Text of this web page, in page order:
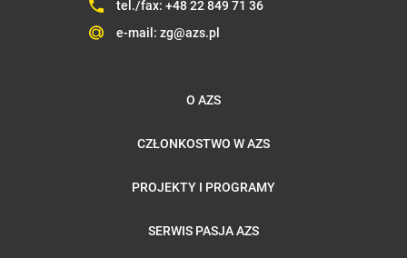
tel./fax: +48 22 849 71 36
e-mail: zg@azs.pl
O AZS
CZŁONKOSTWO W AZS
PROJEKTY I PROGRAMY
SERWIS PASJA AZS